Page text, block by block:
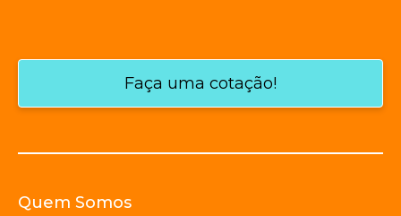
Faça uma cotação!
Quem Somos